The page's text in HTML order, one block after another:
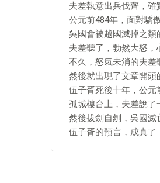
夫差執意出兵伐齊，確
公元前484年，面對驕
吳國會被越國滅掉之類
夫差聽了，勃然大怒，
不久，怒氣未消的夫差
然後就出現了文章開頭
伍子胥死後十年，公元
孤城樓台上，夫差說了
然後拔劍自刎，吳國滅
伍子胥的預言，成真了